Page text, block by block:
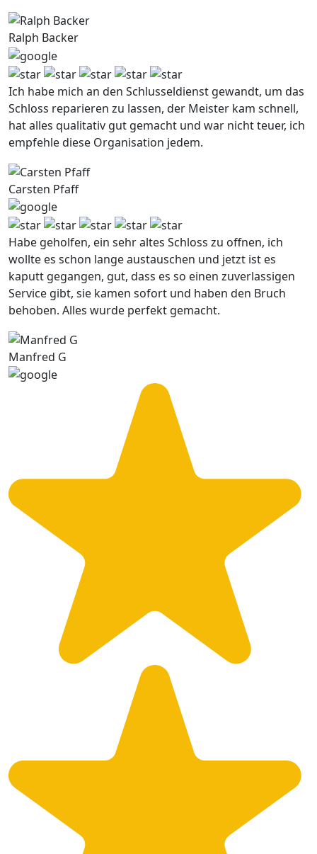
Ralph Backer
Ich habe mich an den Schlusseldienst gewandt, um das
Schloss reparieren zu lassen, der Meister kam schnell,
hat alles qualitativ gut gemacht und war nicht teuer, ich
empfehle diese Organisation jedem.
Carsten Pfaff
Habe geholfen, ein sehr altes Schloss zu offnen, ich
wollte es schon lange austauschen und jetzt ist es
kaputt gegangen, gut, dass es so einen zuverlassigen
Service gibt, sie kamen sofort und haben den Bruch
behoben. Alles wurde perfekt gemacht.
Manfred G